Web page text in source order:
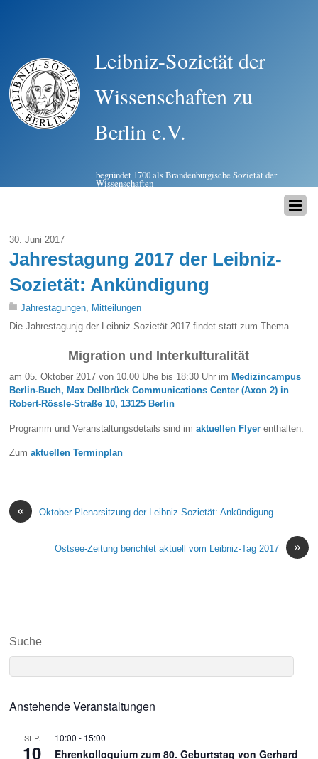
Leibniz-Sozietät der
Wissenschaften zu
Berlin e.V.
begründet 1700 als Brandenburgische Sozietät der
Wissenschaften
30. Juni 2017
Jahrestagung 2017 der Leibniz-
Sozietät: Ankündigung
Jahrestagungen, Mitteilungen
Die Jahrestagunjg der Leibniz-Sozietät 2017 findet statt zum Thema
Migration und Interkulturalität
am 05. Oktober 2017 von 10.00 Uhe bis 18:30 Uhr im Medizincampus
Berlin-Buch, Max Dellbrück Communications Center (Axon 2) in
Robert-Rössle-Straße 10, 13125 Berlin
Programm und Veranstaltungsdetails sind imaktuellen Flyer enthalten.
Zumaktuellen Terminplan
« Oktober-Plenarsitzung der Leibniz-Sozietät: Ankündigung
»
Ostsee-Zeitung berichtet aktuell vom Leibniz-Tag 2017
Suche
Anstehende Veranstaltungen
SEP.
10
10:00 - 15:00
Ehrenkolloquium zum 80. Geburtstag von Gerhard